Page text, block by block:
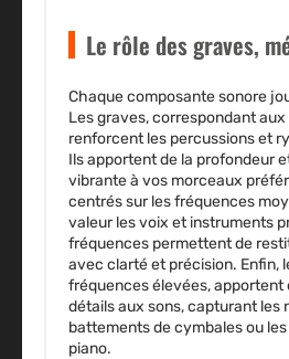
Le rôle des graves,
Chaque composante sonore
Lesgraves, correspondant
renforcent les percussions et
Ils apportent de la profondeur
vibrante à vos morceaux
centrés sur les fréquences
valeur les voix et instruments
fréquences permettent de
avec clarté et précision. Enfin,
fréquences élevées, apportent
détails aux sons, capturant les
battements de cymbales ou
piano.